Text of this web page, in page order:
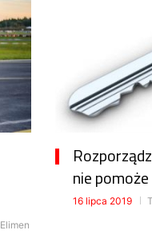
nie pomoże
16 lipca 2019